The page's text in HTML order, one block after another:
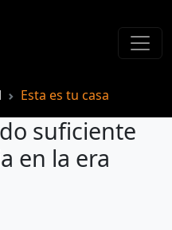
Esta es tu casa
suficiente
en la era